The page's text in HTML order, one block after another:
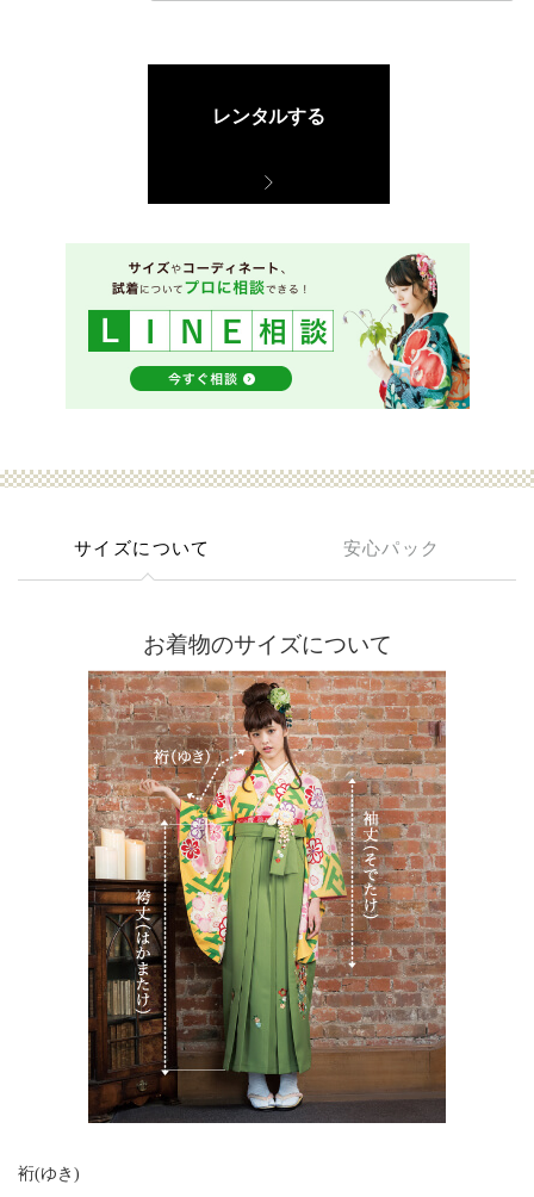
レンタルする
サイズについて 安心パック
お着物のサイズについて
裄(ゆき)